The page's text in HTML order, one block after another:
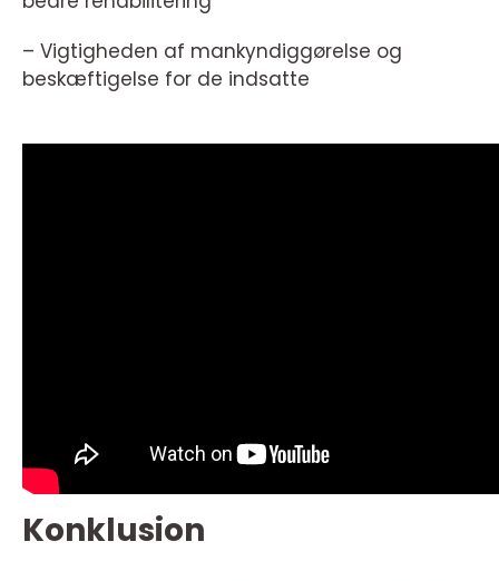
– Vigtigheden af mankyndiggørelse og
beskæftigelse for de indsatte
Konklusion